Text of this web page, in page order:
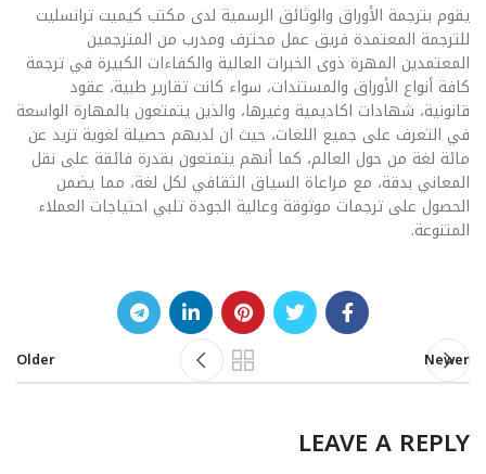
يقوم بترجمة الأوراق والوثائق الرسمية لدى مكتب كيميت ترانسليت
للترجمة المعتمدة فريق عمل محترف ومدرب من المترجمين
المعتمدين المهرة ذوى الخبرات العالية والكفاءات الكبيرة في ترجمة
كافة أنواع الأوراق والمستندات، سواء كانت تقارير طبية، عقود
قانونية، شهادات اكاديمية وغيرها، والذين يتمتعون بالمهارة الواسعة
في التعرف على جميع اللغات، حيث ان لديهم حصيلة لغوية تزيد عن
مائة لغة من حول العالم، كما أنهم يتمتعون بقدرة فائقة على نقل
المعاني بدقة، مع مراعاة السياق الثقافي لكل لغة، مما يضمن
الحصول على ترجمات موثوقة وعالية الجودة تلبي احتياجات العملاء
المتنوعة.
Newer
Older
LEAVE A REPLY